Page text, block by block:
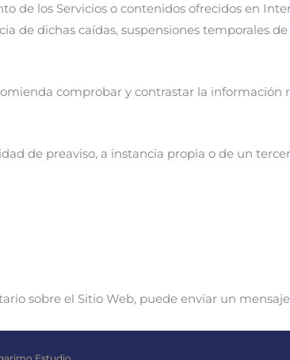
los Servicios o contenidos ofrecidos en
de dichas caídas, suspensiones temporales
comprobar y contrastar la información
de preaviso, a instancia propia o de un
sobre el Sitio Web, puede enviar un